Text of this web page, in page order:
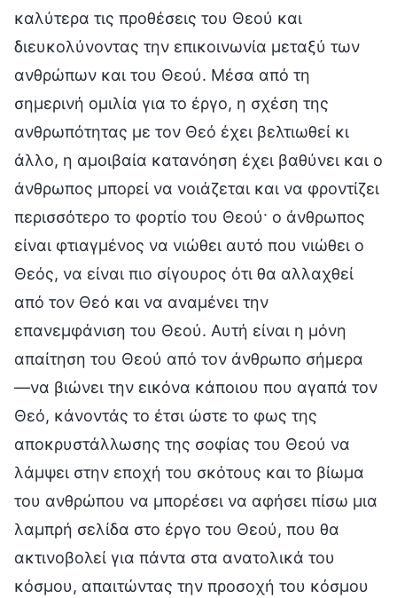
καλύτερα τις προθέσεις του Θεού και
διευκολύνοντας την επικοινωνία μεταξύ των
ανθρώπων και του Θεού. Μέσα από τη
σημερινή ομιλία για το έργο, η σχέση της
ανθρωπότητας με τον Θεό έχει βελτιωθεί κι
άλλο, η αμοιβαία κατανόηση έχει βαθύνει και ο
άνθρωπος μπορεί να νοιάζεται και να φροντίζει
περισσότερο το φορτίο του Θεού· ο άνθρωπος
είναι φτιαγμένος να νιώθει αυτό που νιώθει ο
Θεός, να είναι πιο σίγουρος ότι θα αλλαχθεί
από τον Θεό και να αναμένει την
επανεμφάνιση του Θεού. Αυτή είναι η μόνη
απαίτηση του Θεού από τον άνθρωπο σήμερα
—να βιώνει την εικόνα κάποιου που αγαπά τον
Θεό, κάνοντάς το έτσι ώστε το φως της
αποκρυστάλλωσης της σοφίας του Θεού να
λάμψει στην εποχή του σκότους και το βίωμα
του ανθρώπου να μπορέσει να αφήσει πίσω μια
λαμπρή σελίδα στο έργο του Θεού, που θα
ακτινοβολεί για πάντα στα ανατολικά του
κόσμου, απαιτώντας την προσοχή του κόσμου